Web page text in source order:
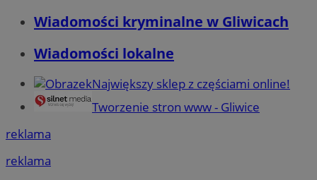
Wiadomości kryminalne w Gliwicach
Wiadomości lokalne
Największy sklep z częściami online!
Tworzenie stron www - Gliwice
reklama
reklama